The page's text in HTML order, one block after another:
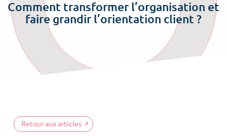
Comment transformer l’organisation et
faire grandir l’orientation client ?
Retour aux articles